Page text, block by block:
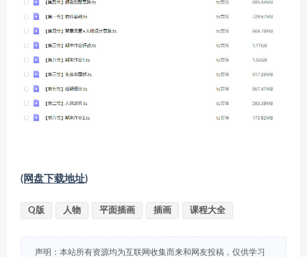
(网盘下载地址)
Q版 人物 平面插画 插画 课程大全
声明：本站所有资源均为互联网收集而来和网友投稿，仅供学习